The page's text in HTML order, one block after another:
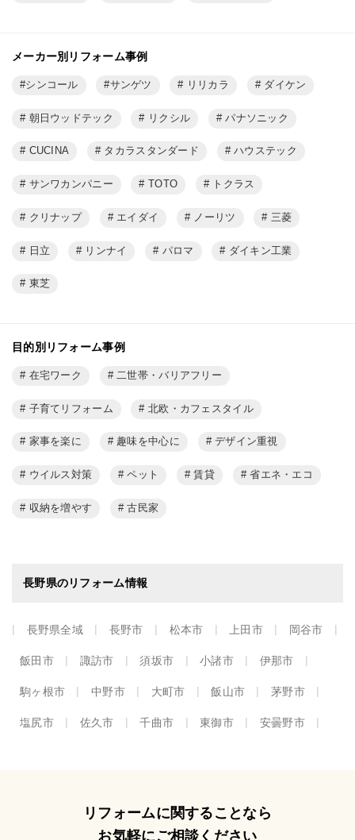
メーカー別リフォーム事例
シンコール サンゲツ リリカラ ダイケン
朝日ウッドテック リクシル パナソニック
CUCINA タカラスタンダード ハウステック
サンワカンパニー TOTO トクラス
クリナップ エイダイ ノーリツ 三菱
日立 リンナイ パロマ ダイキン工業
東芝
目的別リフォーム事例
在宅ワーク 二世帯・バリアフリー
子育てリフォーム 北欧・カフェスタイル
家事を楽に 趣味を中心に デザイン重視
ウイルス対策 ペット 賃貸 省エネ・エコ
収納を増やす 古民家
長野県のリフォーム情報
長野県全域 長野市 松本市 上田市 岡谷市
飯田市 諏訪市 須坂市 小諸市 伊那市
駒ヶ根市 中野市 大町市 飯山市 茅野市
塩尻市 佐久市 千曲市 東御市 安曇野市
リフォームに関することなら
お気軽にご相談ください